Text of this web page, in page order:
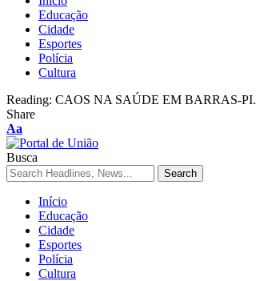
Educação
Cidade
Esportes
Polícia
Cultura
Reading: CAOS NA SAÚDE EM BARRAS-PI.
Share
Aa
Busca
Início
Educação
Cidade
Esportes
Polícia
Cultura